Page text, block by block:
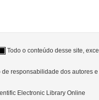
Todo o conteúdo desse site,
de responsabilidade dos autores
Electronic Library Online